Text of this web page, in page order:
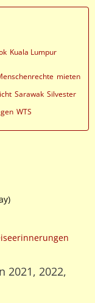
Kuala Lumpur
mieten
Sarawak Silvester
WTS
2021, 2022,